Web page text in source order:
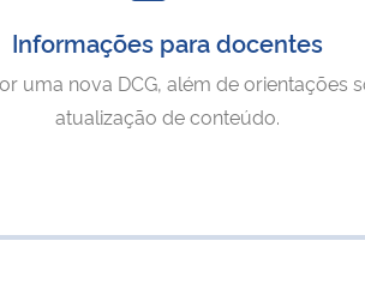
Informações para docentes
uma nova DCG, além de orientações
atualização de conteúdo.